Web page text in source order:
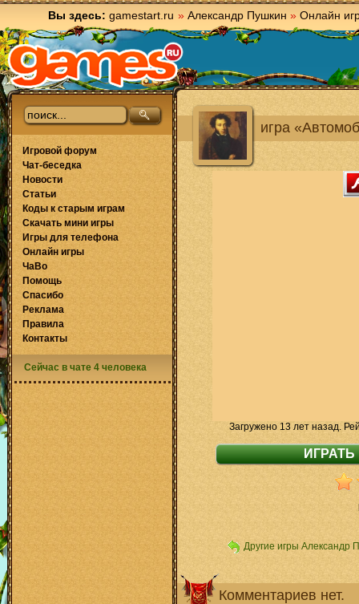
Вы здесь: gamestart.ru » Александр Пушкин » Онлайн
игра
Загружено 13 лет назад.
Другие игры Александр
Комментариев нет.
Игровой форум
Чат-беседка
Новости
Статьи
Коды к старым играм
Скачать мини игры
Игры для телефона
Онлайн игры
ЧаВо
Помощь
Спасибо
Реклама
Правила
Контакты
Сейчас в чате 4 человека